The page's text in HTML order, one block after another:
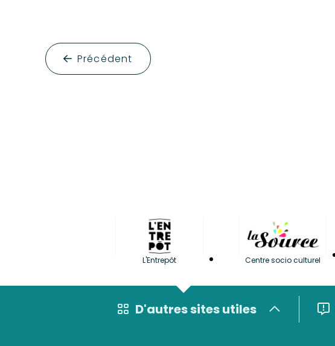
Précédent
L'Entrepôt Centre socio culturel
D'autres sites utiles